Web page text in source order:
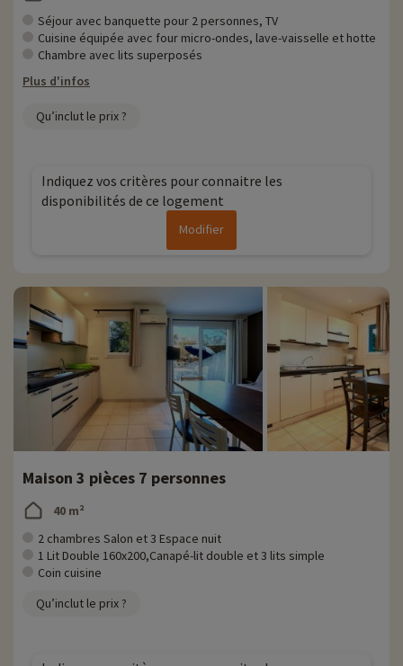
Séjour avec banquette pour 2 personnes, TV
Cuisine équipée avec four micro-ondes, lave-vaisselle et hotte
Chambre avec lits superposés
Plus d'infos
Qu’inclut le prix ?
Indiquez vos critères pour connaitre les
disponibilités de ce logement
Modifier
Maison 3 pièces 7 personnes
40 m²
2 chambres Salon et 3 Espace nuit
1 Lit Double 160x200,Canapé-lit double et 3 lits simple
Coin cuisine
Qu’inclut le prix ?